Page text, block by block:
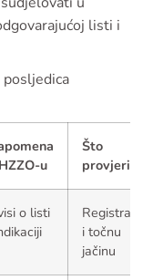
listi i
u
Što
provjeriti
o listi
Registraciju
i točnu
jačinu